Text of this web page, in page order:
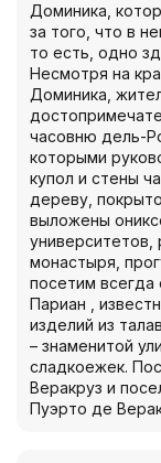
Доминика,
за того, что в
то есть, одно
Несмотря на
Доминика,
часовню дель-
которыми
купол и стены
дереву,
выложены
университетов,
монастыря,
посетим
Париан ,
изделий из
– знаменитой
сладкоежек.
Веракруз и
Пуэрто де